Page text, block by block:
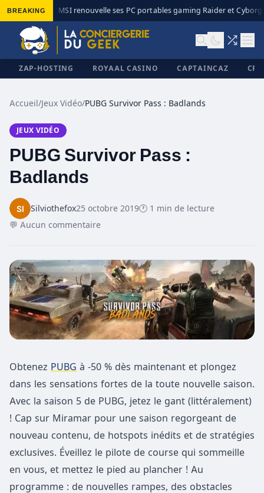
BREAKING MSI renouvelle ses PC portables gaming Raider et Cyborg
ZAP-HOSTING ROYAAL CASINO CAPTAINCAZ
Accueil/Jeux Vidéo/PUBG Survivor Pass : Badlands
JEUX VIDÉO
PUBG Survivor Pass :
Badlands
Silviothefox25 octobre 2019🕐 1 min de lecture
💬 Aucun commentaire
Obtenez PUBG à -50 % dès maintenant et plongez
dans les sensations fortes de la toute nouvelle saison.
Avec la saison 5 de PUBG, jetez le gant (littéralement)
! Cap sur Miramar pour une saison regorgeant de
nouveau contenu, de hotspots inédits et de stratégies
exclusives. Éveillez le pilote de course qui sommeille
en vous, et mettez le pied au plancher ! Au
programme : de nouvelles rampes, des obstacles